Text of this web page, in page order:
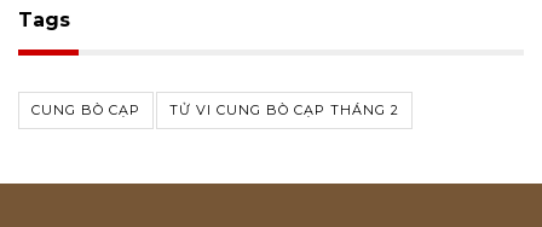
Tags
CUNG BÒ CẠP TỬ VI CUNG BÒ CẠP THÁNG 2